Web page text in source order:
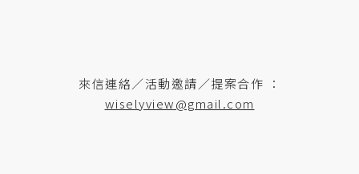
來信連絡／活動邀請／提案合作 ：
wiselyview@gmail.com